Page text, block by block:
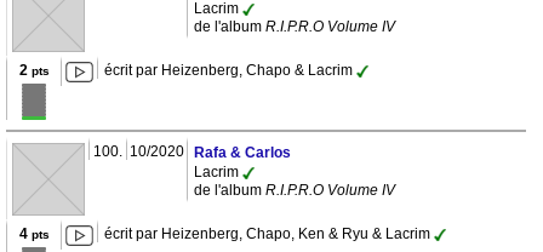
Lacrim
de l'album R.I.P.R.O Volume IV
2 pts écrit par Heizenberg, Chapo & Lacrim
100. 10/2020
Rafa & Carlos
Lacrim
de l'album R.I.P.R.O Volume IV
4pts écrit par Heizenberg, Chapo, Ken & Ryu & Lacrim